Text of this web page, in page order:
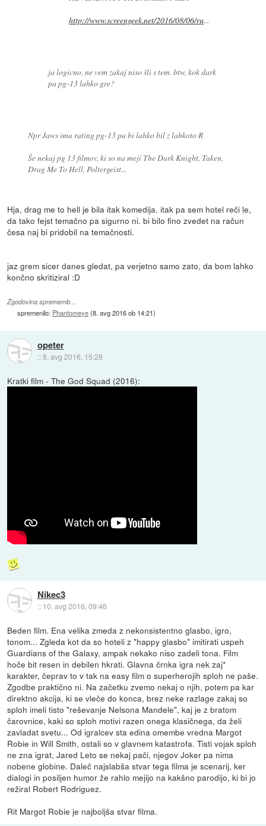
http://www.screengeek.net/2016/08/06/ru...
ja logicno, ne vem zakaj niso šli s tem. btw, kok dark
pa pg-13 lahko gre?
Npr Jaws ima rating pg-13 pa bi lahko bil z lahkoto R
Še nekaj pg 13 filmov, ki so na meji The Dark Knight, Taken,
Drag Me To Hell, Poltergeist...
Hja, drag me to hell je bila itak komedija. itak pa sem hotel reči le,
da tako fejst temačno pa sigurno ni. bi bilo fino zvedet na račun
česa naj bi pridobil na temačnosti.
jaz grem sicer danes gledat, pa verjetno samo zato, da bom lahko
končno skritiziral :D
Zgodovina sprememb…
spremenilo: Phantomeye(8. avg 2016 ob 14:21)
opeter
::8. avg 2016, 15:28
Kratki film - The God Squad (2016):
Nikec3
:: 10. avg 2016, 09:46
Beden film. Ena velika zmeda z nekonsistentno glasbo, igro,
tonom... Zgleda kot da so hoteli z "happy glasbo" imitirati uspeh
Guardians of the Galaxy, ampak nekako niso zadeli tona. Film
hoče bit resen in debilen hkrati. Glavna črnka igra nek zaj*
karakter, čeprav to v tak na easy film o superherojih sploh ne paše.
Zgodbe praktično ni. Na začetku zvemo nekaj o njih, potem pa kar
direktno akcija, ki se vleče do konca, brez neke razlage zakaj so
sploh imeli tisto "reševanje Nelsona Mandele", kaj je z bratom
čarovnice, kaki so sploh motivi razen onega klasičnega, da želi
zavladat svetu... Od igralcev sta edina omembe vredna Margot
Robie in Will Smith, ostali so v glavnem katastrofa. Tisti vojak sploh
ne zna igrat, Jared Leto se nekaj pači, njegov Joker pa nima
nobene globine. Daleč najslabša stvar tega filma je scenarij, ker
dialogi in posiljen humor že rahlo mejijo na kakšno parodijo, ki bi jo
režiral Robert Rodriguez.
Rit Margot Robie je najboljša stvar filma.